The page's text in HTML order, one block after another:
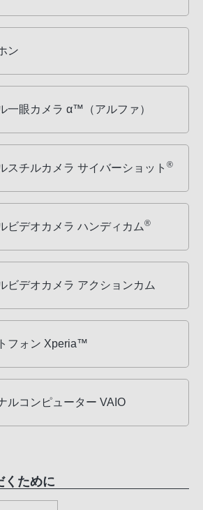
ン
一眼カメラ α™（アルファ）
スチルカメラ サイバーショット ®
ビデオカメラ ハンディカム®
ビデオカメラ アクションカム
フォン Xperia™
ルコンピューター VAIO
くために